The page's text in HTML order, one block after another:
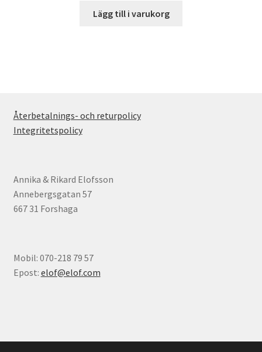
Lägg till i varukorg
Återbetalnings- och returpolicy
Integritetspolicy
Annika & Rikard Elofsson
Annebergsgatan 57
667 31 Forshaga
Mobil: 070-218 79 57
Epost: elof@elof.com